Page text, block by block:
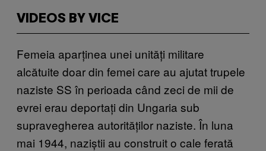
VIDEOS BY VICE
Femeia aparținea unei unități militare
alcătuite doar din femei care au ajutat trupele
naziste SS în perioada când zeci de mii de
evrei erau deportați din Ungaria sub
supravegherea autorităților naziste. În luna
mai 1944, naziștii au construit o cale ferată